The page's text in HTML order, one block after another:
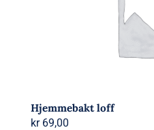
Hjemmebakt loff
kr69,00